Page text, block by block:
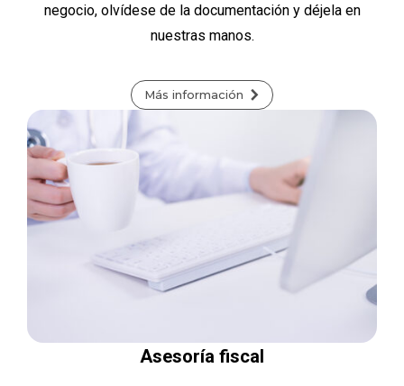
negocio, olvídese de la documentación y déjela en
nuestras manos.
Más información
Asesoría fiscal